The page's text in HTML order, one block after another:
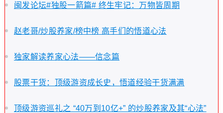
闽发论坛#独股一箭篇# 终生牢记：万物皆周期
赵老哥/炒股养家/榜中榜 高手们的悟道心法
独家解读养家心法——信念篇
股票干货：顶级游资成长史，悟道经验干货满满
顶级游资巡礼之 “40万到10亿+” 的炒股养家及其“心法”